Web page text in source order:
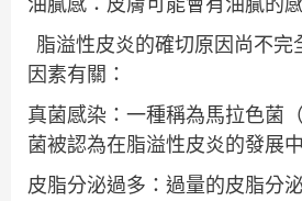
脂溢性皮炎的確切原因尚不完
因素有關：
真菌感染：一種稱為馬拉色菌
菌被認為在脂溢性皮炎的發展
皮脂分泌過多：過量的皮脂分